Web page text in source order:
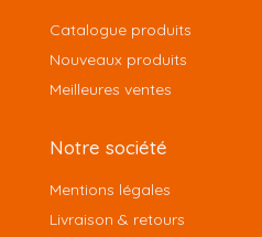
Catalogue produits
Nouveaux produits
Meilleures ventes
Notre société
Mentions légales
Livraison & retours